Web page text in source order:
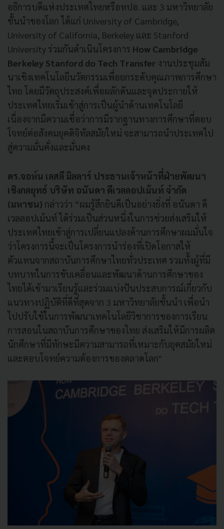
อธิการบดีแห่งประเทศไทยหรือทปอ. และ 3 มหาวิทยาลัย
ชั้นนำของโลก ได้แก่ University of Cambridge,
University of California, Berkeley และ Stanford
University ร่วมกันดำเนินโครงการ How Cambridge
Berkeley Stanford do Tech Transfer งานประชุมสัม
นาเชิงเทคโนโลยีนวัตกรรมเพื่อยกระดับคุณภาพการศึกษา
ไทย โดยมีวัตถุประสงค์เพื่อผลักดันและจุดประกายให้
ประเทศไทยเริ่มเข้าสู่การเป็นผู้นำด้านเทคโนโลยี
เนื่องจากมีความเชื่อว่าการมีรากฐานทางการศึกษาที่ตอบ
โจทย์ต่อสังคมยุคดิจิทัลสมัยใหม่ จะสามารถนำประเทศไป
สู่ความมั่นคั่งและมั่นคง
ดร.จอห์น เลสลี มิลลาร์ ประธานเจ้าหน้าที่ฝ่ายพัฒนา
เชิงกลยุทธ์ บริษัท อนันดา ดีเวลลอปเม้นท์ จํากัด
(มหาชน) กล่าวว่า “ผมรู้สึกยินดีเป็นอย่างยิ่งที่ อนันดา ดี
เวลลอปเม้นท์ ได้ร่วมเป็นส่วนหนึ่งในการช่วยส่งเสริมให้
ประเทศไทยเข้าสู่การเปลี่ยนแปลงด้านการศึกษาผมมั่นใจ
ว่าโครงการนี้จะเป็นโครงการนําร่องที่เปิดโอกาสให้
ตัวแทนจากสถาบันการศึกษาไทยทั่วประเทศ รวมทั้งผู้ที่มี
บทบาทในการขับเคลื่อนและพัฒนาด้านการศึกษาของ
ไทยได้เข้ามาเรียนรู้และร่วมแบ่งปันประสบการณ์เกี่ยวกับ
แนวทางปฏิบัติที่ดีที่สุดจาก 3 มหาวิทยาลัยชั้นนํา เพื่อนํา
ไปปรับใช้ในการพัฒนาเทคโนโลยีวิชาการของการเรียน
การสอนในสถาบันการศึกษาของไทย ส่งเสริมให้มีการผลิต
นักศึกษาที่มีทักษะมีความสามารถที่เหมาะกับยุคสมัยใหม่
และตอบโจทย์ความต้องการของตลาดโลก"